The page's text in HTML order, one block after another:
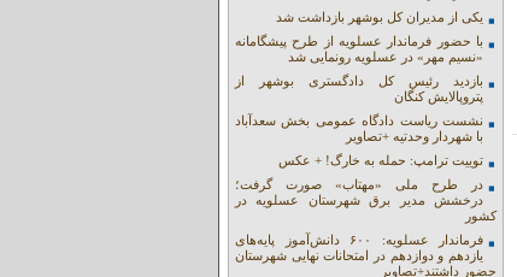
یکی از مدیران کل بوشهر بازداشت شد
با حضور فرماندار عسلویه از طرح پیشگامانه
«نسیم مهر» در عسلویه رونمایی شد
بازدید رئیس کل دادگستری بوشهر از
پتروپالایش کنگان
نشست ریاست دادگاه عمومی بخش سعدآباد
با شهردار وحدتیه +تصاویر
توییت ترامپ: حمله به خارگ! + عکس
در طرح ملی «مهتاب» صورت گرفت؛
درخشش مدیر برق شهرستان عسلویه در
کشور
فرماندار عسلویه: ۶۰۰ دانش‌آموز پایه‌های
یازدهم و دوازدهم در امتحانات نهایی شهرستان
حضور داشتند+تصاویر